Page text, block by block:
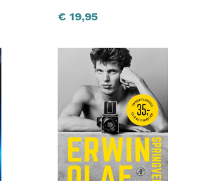
€ 19,95